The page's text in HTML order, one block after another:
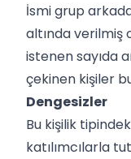
İsmi grup
altında verilmiş
istenen sayıda
çekinen kişiler
Dengesizler
Bu kişilik
katılımcılarla